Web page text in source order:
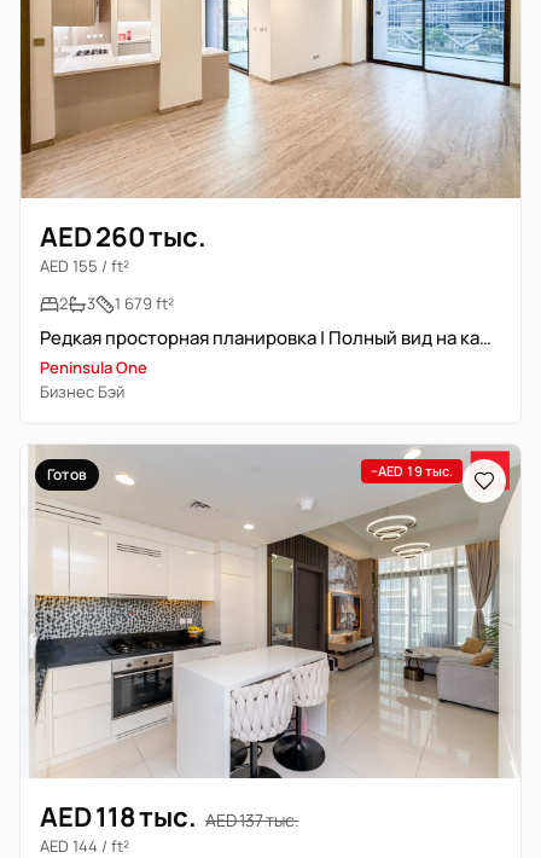
AED 260 тыс.
AED 155 / ft²
2
3 1 679 ft²
Редкая просторная планировка | Полный вид на канал | Готово к заселению
Peninsula One
Бизнес Бэй
Готов −AED 19 тыс.
AED 118 тыс. AED 137 тыс.
AED 144 / ft²